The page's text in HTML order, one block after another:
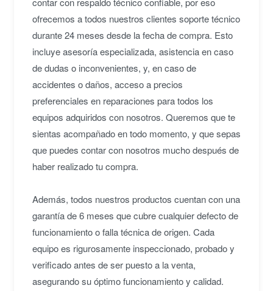
P
★★★★★
Pequeño y potente!!!! Un 7 esta maquina.
Philippe M.• hace 3 años
★★★★★
Llegó tal como se describe, buen equipo rico
tamaño para los que no queremos iPads de
telefonos jajaja
Linda G.• hace 3 años
A
★★★★★
Realicé una compra de un iphone con cierta
reticencia, ya que los precios son mucho
menores en comparación a otras webs más
conocidas. Sin embargo, fue una grata sorpresa
para mí porque, tal y como se indica, el móvil
viene completamente impecable y no le he
ofrecemos a todos nuestros clientes soporte técnico
durante 24 meses desde la fecha de compra. Esto
incluye asesoría especializada, asistencia en caso
de dudas o inconvenientes, y, en caso de
accidentes o daños, acceso a precios
preferenciales en reparaciones para todos los
equipos adquiridos con nosotros. Queremos que te
sientas acompañado en todo momento, y que sepas
que puedes contar con nosotros mucho después de
haber realizado tu compra.
Además, todos nuestros productos cuentan con una
garantía de 6 meses que cubre cualquier defecto de
funcionamiento o falla técnica de origen. Cada
equipo es rigurosamente inspeccionado, probado y
verificado antes de ser puesto a la venta,
asegurando su óptimo funcionamiento y calidad.